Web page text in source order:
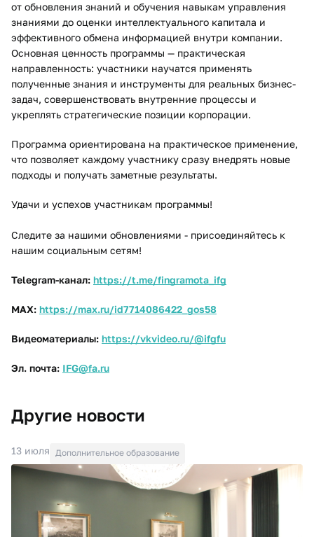
от обновления знаний и обучения навыкам управления
знаниями до оценки интеллектуального капитала и
эффективного обмена информацией внутри компании.
Основная ценность программы — практическая
направленность: участники научатся применять
полученные знания и инструменты для реальных бизнес-
задач, совершенствовать внутренние процессы и
укреплять стратегические позиции корпорации.
Программа ориентирована на практическое применение,
что позволяет каждому участнику сразу внедрять новые
подходы и получать заметные результаты.
Удачи и успехов участникам программы!
Следите за нашими обновлениями - присоединяйтесь к
нашим социальным сетям!
Telegram-канал: https://t.me/fingramota_ifg
МАX: https://max.ru/id7714086422_gos58
Видеоматериалы: https://vkvideo.ru/@ifgfu
Эл. почта: IFG@fa.ru
Другие новости
13 июля Дополнительное образование